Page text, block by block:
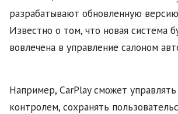
разрабатывают обновленную версию
Известно о том, что новая система
вовлечена в управление салоном
Например, CarPlay сможет
контролем, сохранять